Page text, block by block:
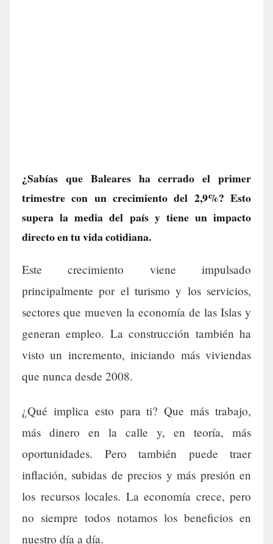
¿Sabías que Baleares ha cerrado el primer
trimestre con un crecimiento del 2,9%? Esto
supera la media del país y tiene un impacto
directo en tu vida cotidiana.
Este crecimiento viene impulsado
principalmente por el turismo y los servicios,
sectores que mueven la economía de las Islas y
generan empleo. La construcción también ha
visto un incremento, iniciando más viviendas
que nunca desde 2008.
¿Qué implica esto para ti? Que más trabajo,
más dinero en la calle y, en teoría, más
oportunidades. Pero también puede traer
inflación, subidas de precios y más presión en
los recursos locales. La economía crece, pero
no siempre todos notamos los beneficios en
nuestro día a día.